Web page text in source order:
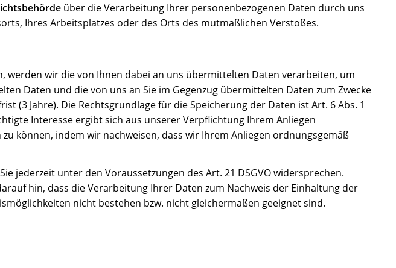
über die Verarbeitung Ihrer personenbezogenen Daten durch uns
Ihres Arbeitsplatzes oder des Orts des mutmaßlichen Verstoßes.
werden wir die von Ihnen dabei an uns übermittelten Daten verarbeiten, um
Daten und die von uns an Sie im Gegenzug übermittelten Daten zum Zwecke
Jahre). Die Rechtsgrundlage für die Speicherung der Daten ist Art. 6 Abs. 1
Interesse ergibt sich aus unserer Verpflichtung Ihrem Anliegen
können, indem wir nachweisen, dass wir Ihrem Anliegen ordnungsgemäß
jederzeit unter den Voraussetzungen des Art. 21 DSGVO widersprechen.
hin, dass die Verarbeitung Ihrer Daten zum Nachweis der Einhaltung der
nicht bestehen bzw. nicht gleichermaßen geeignet sind.